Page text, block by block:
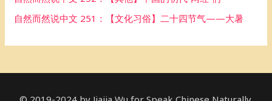
自然而然说中文 251：【文化习俗】二十四节气——大暑